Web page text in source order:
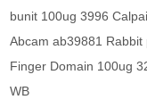
bunit 100ug 3996
Abcam ab39881
Finger Domain 100ug
WB